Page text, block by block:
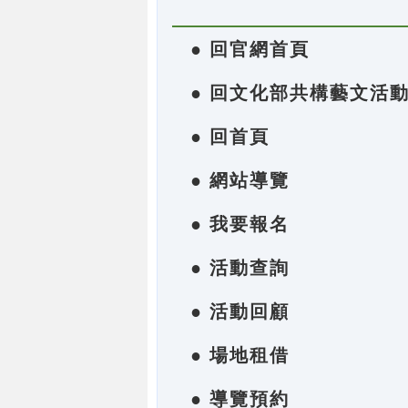
● 回官網首頁
● 回文化部共構藝文活
● 回首頁
● 網站導覽
● 我要報名
● 活動查詢
● 活動回顧
● 場地租借
● 導覽預約